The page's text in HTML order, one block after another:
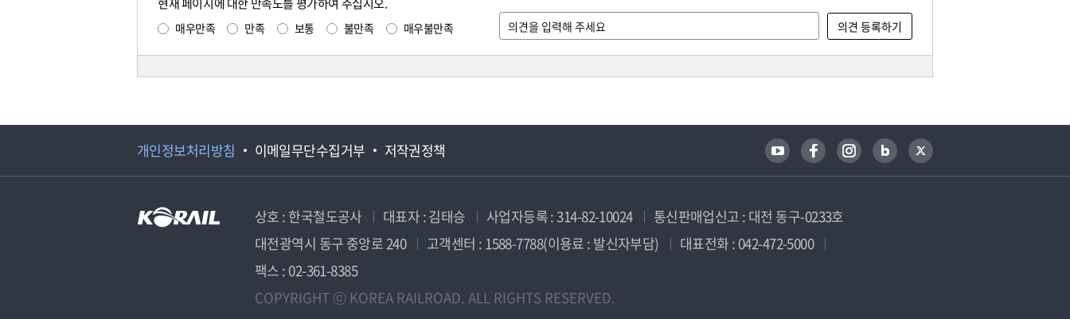
매우만족 만족 보통 불만족 매우불만족
개인정보처리방침 이메일무단수집거부 저작권정책
상호 : 한국철도공사 대표자 : 김태승 사업자등록 : 314-82-10024
통신판매업신고 : 대전 동구-0233호
대전광역시 동구 중앙로 240
고객센터 : 1588-7788(이용료 : 발신자부담)
대표전화 : 042-472-5000
팩스 : 02-361-8385
COPYRIGHT ⓒ KOREA RAILROAD. ALL RIGHTS RESERVED.